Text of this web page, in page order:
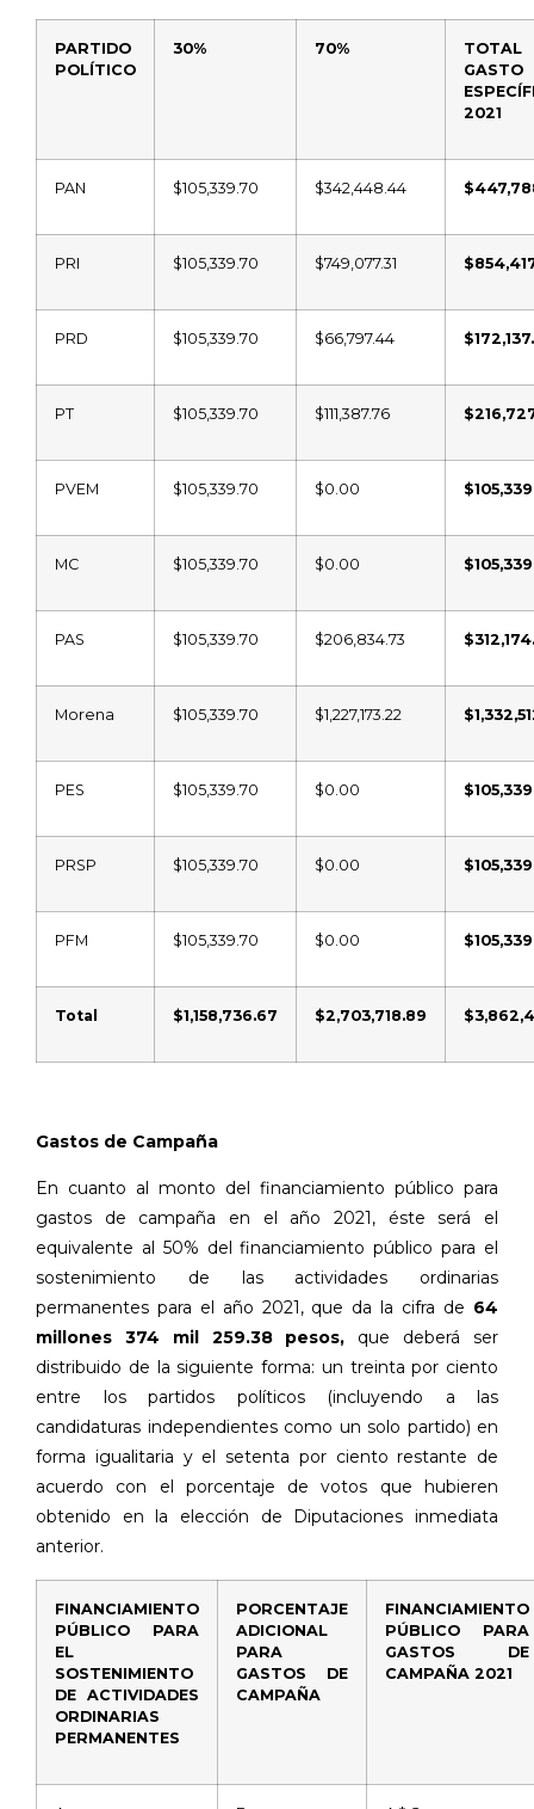
PARTIDO
POLÍTICO
30% 70%
TOTAL
GASTO
2021
PAN $105,339.70 $342,448.44
PRI $105,339.70 $749,077.31
PRD $105,339.70 $66,797.44
PT $105,339.70 $111,387.76
PVEM $105,339.70 $0.00
MC $105,339.70 $0.00
PAS $105,339.70 $206,834.73
Morena $105,339.70 $1,227,173.22
PES $105,339.70 $0.00
PRSP $105,339.70 $0.00
PFM $105,339.70 $0.00
Total $1,158,736.67 $2,703,718.89
Gastos de Campaña
En cuanto al monto del financiamiento público para
gastos de campaña en el año 2021, éste será el
equivalente al 50% del financiamiento público para el
sostenimiento de las actividades ordinarias
permanentes para el año 2021, que da la cifra de 64
millones 374 mil 259.38 pesos, que deberá ser
distribuido de la siguiente forma: un treinta por ciento
entre los partidos políticos (incluyendo a las
candidaturas independientes como un solo partido) en
forma igualitaria y el setenta por ciento restante de
acuerdo con el porcentaje de votos que hubieren
obtenido en la elección de Diputaciones inmediata
anterior.
FINANCIAMIENTO
PÚBLICO PARA
EL
SOSTENIMIENTO
DE ACTIVIDADES
ORDINARIAS
PERMANENTES
PORCENTAJE
ADICIONAL
PARA
GASTOS DE
CAMPAÑA
FINANCIAMIENTO
PÚBLICO PARA
GASTOS DE
CAMPAÑA 2021